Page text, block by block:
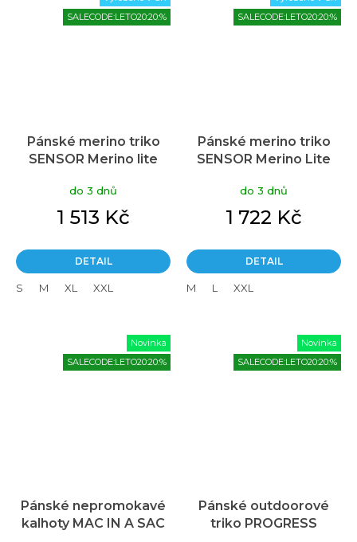
SALECODE:LETO20:20:%
Pánské merino triko
SENSOR Merino lite
do 3 dnů
1 513 Kč
DETAIL
S M XL XXL
SALECODE:LETO20:20:%
Pánské merino triko
SENSOR Merino Lite
do 3 dnů
1 722 Kč
DETAIL
M L XXL
Novinka
SALECODE:LETO20:20:%
Pánské nepromokavé
kalhoty MAC IN A SAC
Novinka
SALECODE:LETO20:20:%
Pánské outdoorové
triko PROGRESS